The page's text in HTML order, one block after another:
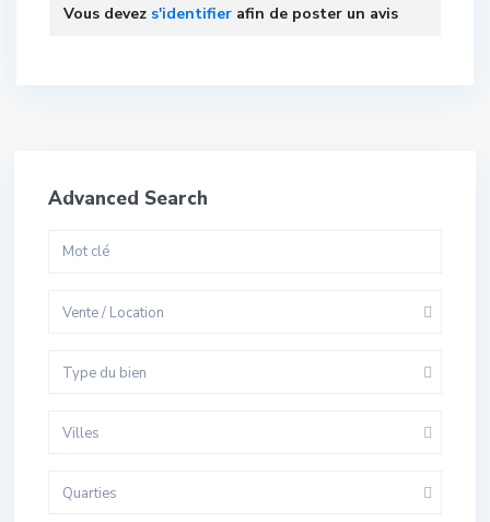
Vous devez s'identifier afin de poster un avis
Advanced Search
Vente / Location
Type du bien
Villes
Quarties